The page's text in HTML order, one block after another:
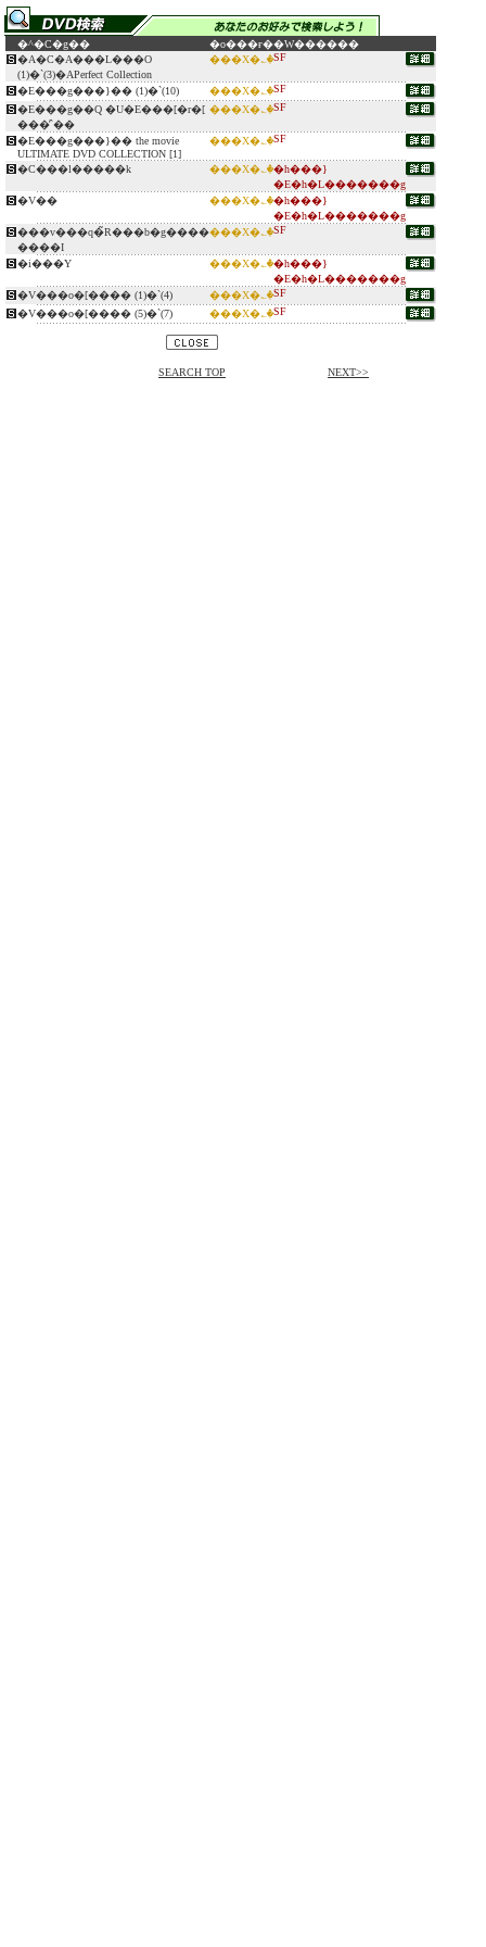
�^�C�g�� �o���ғ��W������
�A�C�A���L���O
(1)�`(3)�APerfect Collection
���X�؎�SF
�E���g���}�� (1)�`(10) ���X�؎�SF
�E���g��Q �U�E���[�r�[
���̓`��
���X�؎�SF
�E���g���}�� the movie
ULTIMATE DVD COLLECTION [1]
���X�؎�SF
�C���l�����k ���X�؎��h���}
�E�h�L�������g
�V��
���X�؎��h���}
�E�h�L�������g
���v���q�̃R���b�g����
����I
���X�؎�SF
�i���Y ���X�؎��h���}
�E�h�L�������g
�V���o�[���� (1)�`(4)
���X�؎�SF
�V���o�[���� (5)�`(7)
���X�؎�SF
SEARCH TOP NEXT>>